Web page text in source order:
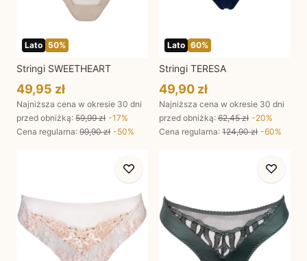
Lato 50%
Stringi SWEETHEART
49,95 zł
Najniższa cena w okresie 30 dni
przed obniżką: 59,99 zł -17%
Cena regularna: 99,90 zł -50%
Lato 60%
Stringi TERESA
49,90 zł
Najniższa cena w okresie 30 dni
przed obniżką: 62,45 zł -20%
Cena regularna: 124,90 zł -60%